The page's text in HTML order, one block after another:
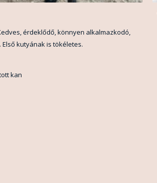
érdeklődő, könnyen alkalmazkodó,
kutyának is tökéletes.
kan